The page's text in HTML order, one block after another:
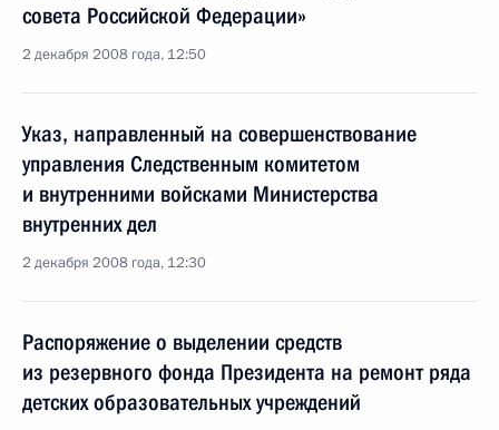
совета Российской Федерации»
2 декабря 2008 года, 12:50
Указ, направленный на совершенствование
управления Следственным комитетом
и внутренними войсками Министерства
внутренних дел
2 декабря 2008 года, 12:30
Распоряжение о выделении средств
из резервного фонда Президента на ремонт ряда
детских образовательных учреждений